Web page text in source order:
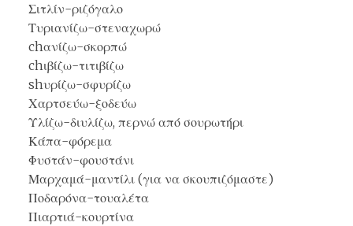
Σιτλίν-ριζόγαλο
Τυριανίζω-στεναχωρώ
chανίζω-σκορπώ
chιβίζω-τιτιβίζω
shυρίζω-σφυρίζω
Χαρτσεύω-ξοδεύω
Υλίζω-διυλίζω, περνώ από σουρωτήρι
Κάπα-φόρεμα
Φυστάν-φουστάνι
Μαρχαμά-μαντίλι (για να σκουπιζόμαστε)
Ποδαρόνα-τουαλέτα
Πιαρτιά-κουρτίνα